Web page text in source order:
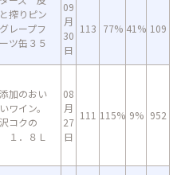
搾りピン
レープフ
ツ缶３５
09
月
30
日
113 77% 41% 109
加のおい
ワイン。
コクの
１．８Ｌ
08
月
27
日
111 115% 9% 952